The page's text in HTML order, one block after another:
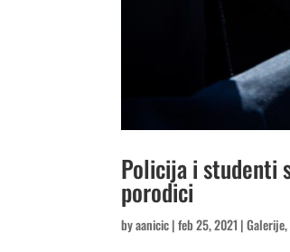
Policija i studenti
porodici
byaanicic|feb 25, 2021 |Galerije,